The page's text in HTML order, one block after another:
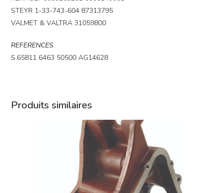
STEYR 1-33-743-604 87313795
VALMET & VALTRA 31059800
REFERENCES
S.65811 6463 50500 AG14628
Produits similaires